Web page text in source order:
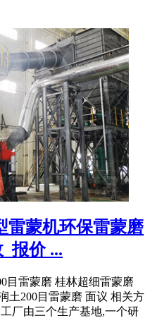
雷蒙机环保雷蒙磨
报价 ...
目雷蒙磨 桂林超细雷蒙磨
土200目雷蒙磨 面议 相关方
厂由三个生产基地,一个研